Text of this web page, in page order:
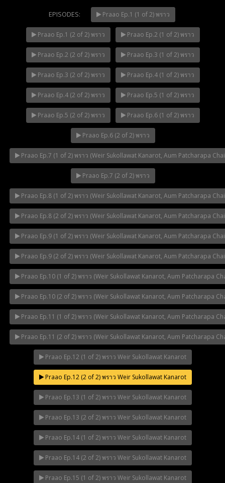
NOW PLAYING Mani Nakha Ep.14
EPISODES: Praao Ep.1 (1 of 2) พราว
Praao Ep.1 (2 of 2) พราว Praao Ep.2 (1 of 2) พราว
Praao Ep.2 (2 of 2) พราว Praao Ep.3 (1 of 2) พราว
Praao Ep.3 (2 of 2) พราว Praao Ep.4 (1 of 2) พราว
Praao Ep.4 (2 of 2) พราว Praao Ep.5 (1 of 2) พราว
Praao Ep.5 (2 of 2) พราว Praao Ep.6 (1 of 2) พราว
Praao Ep.6 (2 of 2) พราว
Praao Ep.7 (1 of 2) พราว (Weir Sukollawat Kanarot, Aum Patcharapa
Praao Ep.7 (2 of 2) พราว
Praao Ep.8 (1 of 2) พราว (Weir Sukollawat Kanarot, Aum Patcharapa
Praao Ep.8 (2 of 2) พราว (Weir Sukollawat Kanarot, Aum Patcharapa
Praao Ep.9 (1 of 2) พราว (Weir Sukollawat Kanarot, Aum Patcharapa
Praao Ep.9 (2 of 2) พราว (Weir Sukollawat Kanarot, Aum Patcharapa
Praao Ep.10 (1 of 2) พราว (Weir Sukollawat Kanarot, Aum Patcharapa
Praao Ep.10 (2 of 2) พราว (Weir Sukollawat Kanarot, Aum Patcharapa
Praao Ep.11 (1 of 2) พราว (Weir Sukollawat Kanarot, Aum Patcharapa
Praao Ep.11 (2 of 2) พราว (Weir Sukollawat Kanarot, Aum Patcharapa
Praao Ep.12 (1 of 2) พราว Weir Sukollawat Kanarot
Praao Ep.12 (2 of 2) พราว Weir Sukollawat Kanarot
Praao Ep.13 (1 of 2) พราว Weir Sukollawat Kanarot
Praao Ep.13 (2 of 2) พราว Weir Sukollawat Kanarot
Praao Ep.14 (1 of 2) พราว Weir Sukollawat Kanarot
Praao Ep.14 (2 of 2) พราว Weir Sukollawat Kanarot
Praao Ep.15 (1 of 2) พราว Weir Sukollawat Kanarot